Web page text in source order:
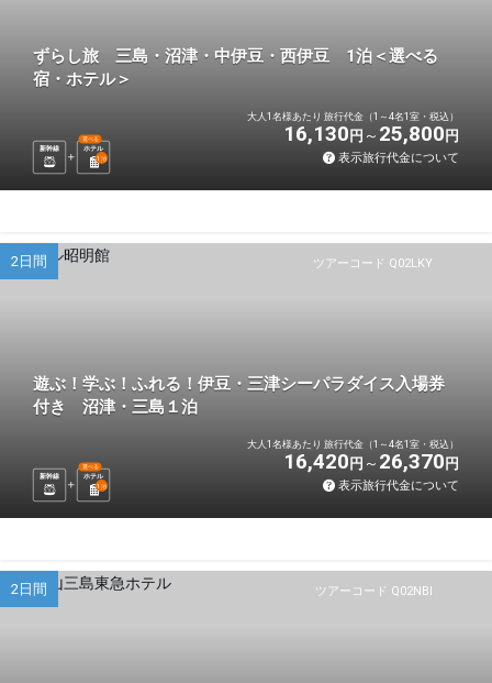
ずらし旅 三島・沼津・中伊豆・西伊豆 1泊＜選べる
宿・ホテル＞
新幹線 ホテル
選べる
1 泊
大人1名様あたり 旅行代金（1～4名1室・税込）
16,130 円 25,800 円
表示旅行代金について
ツアーコード Q02LKY
2日間
遊ぶ！学ぶ！ふれる！伊豆・三津シーパラダイス入場券
付き 沼津・三島１泊
新幹線 ホテル
選べる
1 泊
大人1名様あたり 旅行代金（1～4名1室・税込）
16,420 円 26,370 円
表示旅行代金について
ツアーコード Q02NBI
2日間